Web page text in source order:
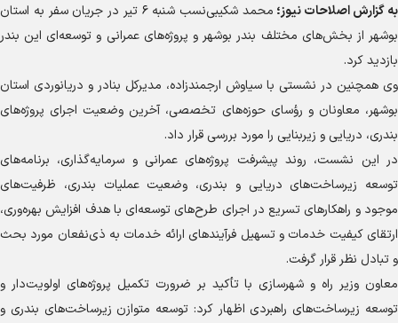
به گزارشاصلاحات نیوز؛
محمد شکیبی‌نسب شنبه ۶ تیر در جریان سفر به استان
بوشهر از بخش‌های مختلف بندر بوشهر و پروژه‌های عمرانی و توسعه‌ای این بندر
بازدید کرد.
وی همچنین در نشستی با سیاوش ارجمندزاده، مدیرکل بنادر و دریانوردی استان
بوشهر، معاونان و رؤسای حوزه‌های تخصصی، آخرین وضعیت اجرای پروژه‌های
بندری، دریایی و زیربنایی را مورد بررسی قرار داد.
در این نشست، روند پیشرفت پروژه‌های عمرانی و سرمایه‌گذاری، برنامه‌های
توسعه زیرساخت‌های دریایی و بندری، وضعیت عملیات بندری، ظرفیت‌های
موجود و راهکار‌های تسریع در اجرای طرح‌های توسعه‌ای با هدف افزایش بهره‌وری،
ارتقای کیفیت خدمات و تسهیل فرآیند‌های ارائه خدمات به ذی‌نفعان مورد بحث
و تبادل نظر قرار گرفت.
معاون وزیر راه و شهرسازی با تأکید بر ضرورت تکمیل پروژه‌های اولویت‌دار و
توسعه زیرساخت‌های راهبردی اظهار کرد: توسعه متوازن زیرساخت‌های بندری و